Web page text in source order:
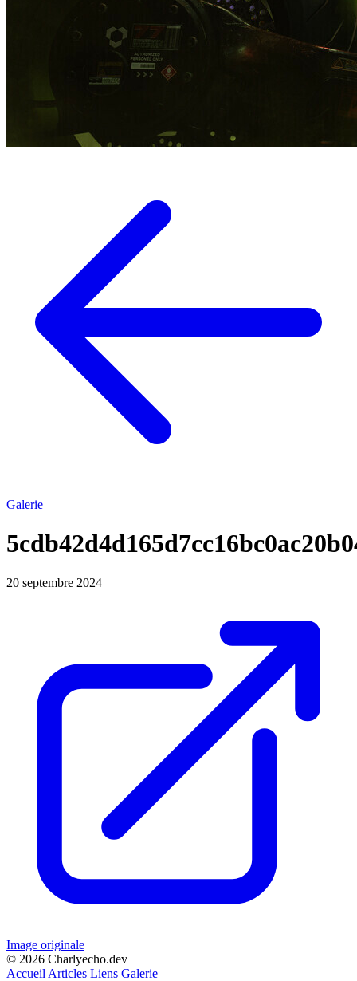
Galerie
20 septembre 2024
Image originale
© 2026 Charlyecho.dev
Accueil Articles Liens Galerie